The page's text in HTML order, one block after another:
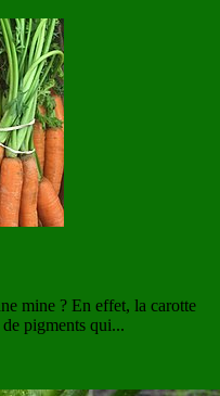
mine ? En effet, la carotte
pigments qui...